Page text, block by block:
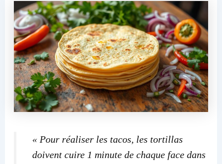
« Pour réaliser les tacos, les tortillas
doivent cuire 1 minute de chaque face dans